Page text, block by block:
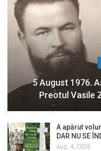
5 August 1976.
Preotul Vasile
A apărut
DAR NU SE
aug. 4, 2026